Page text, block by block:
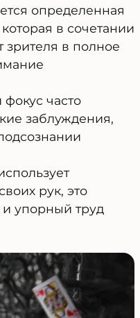
определенная
в сочетании
зрителя в полное
часто
заблуждения,
рук, это
упорный труд